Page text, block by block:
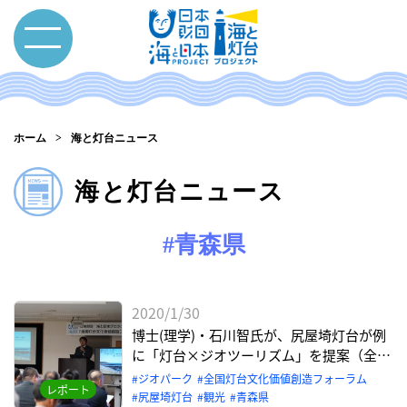
ホーム 海と灯台ニュース
海と灯台ニュース
#青森県
レポート
2020/1/30
博士(理学)・石川智氏が、尻屋埼灯台が例
に「灯台×ジオツーリズム」を提案（全国
灯台文化価値創造フォーラムより）
ジオパーク
全国灯台文化価値創造フォーラム
尻屋埼灯台
観光 青森県